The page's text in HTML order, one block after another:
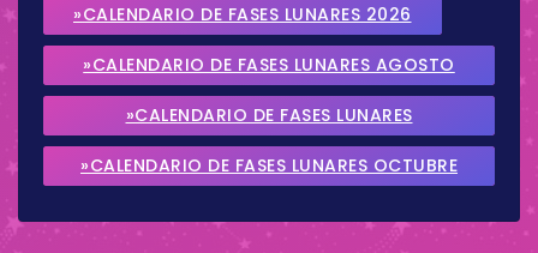
»CALENDARIO DE FASES LUNARES 2026
»CALENDARIO DE FASES LUNARES AGOSTO
2026
»CALENDARIO DE FASES LUNARES
SEPTIEMBRE 2026
»CALENDARIO DE FASES LUNARES OCTUBRE